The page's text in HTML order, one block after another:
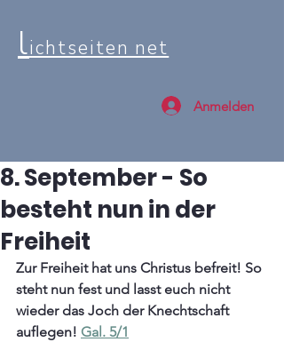
lichtseiten net
Anmelden
8. September - So
besteht nun in der
Freiheit
Zur Freiheit hat uns Christus befreit! So
steht nun fest und lasst euch nicht
wieder das Joch der Knechtschaft
auflegen! Gal. 5/1